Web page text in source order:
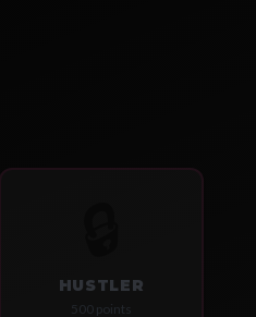
HUSTLER
500 points